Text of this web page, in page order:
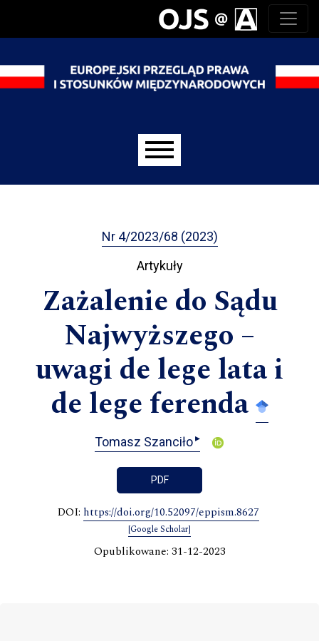
Nr 4/2023/68 (2023)
Artykuły
Zażalenie do Sądu
Najwyższego –
uwagi de lege lata i
de lege ferenda
Tomasz Szanciło▸
PDF
DOI: https://doi.org/10.52097/eppism.8627
[Google Scholar]
Opublikowane: 31-12-2023